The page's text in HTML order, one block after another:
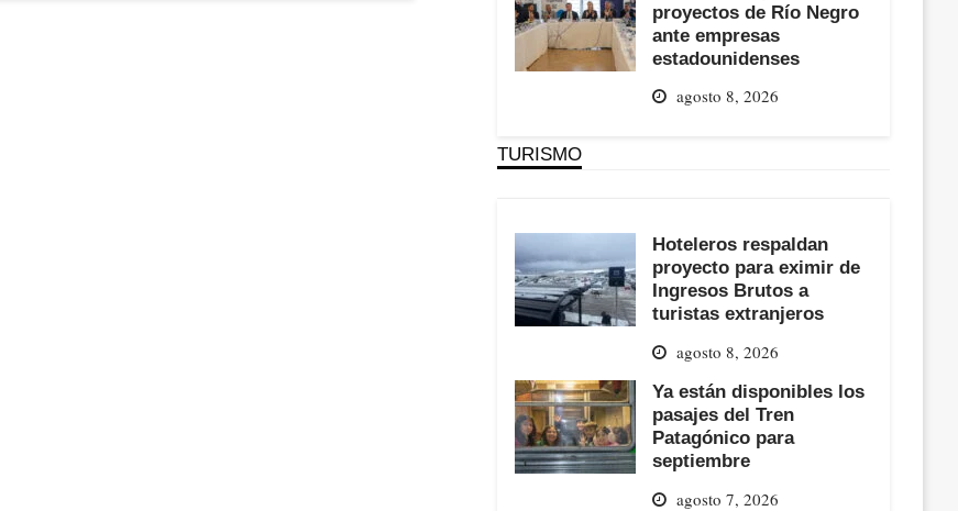
proyectos de Río Negro
ante empresas
estadounidenses
agosto 8, 2026
TURISMO
Hoteleros respaldan
proyecto para eximir de
Ingresos Brutos a
turistas extranjeros
agosto 8, 2026
Ya están disponibles los
pasajes del Tren
Patagónico para
septiembre
agosto 7, 2026